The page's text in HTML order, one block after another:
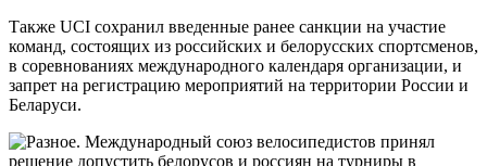
Также UCI сохранил введенные ранее санкции на участие
команд, состоящих из российских и белорусских спортсменов,
в соревнованиях международного календаря организации, и
запрет на регистрацию мероприятий на территории России и
Беларуси.